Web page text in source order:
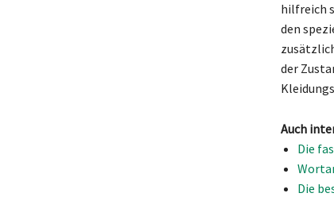
hilfreich
den
der
Auch
Die
Die